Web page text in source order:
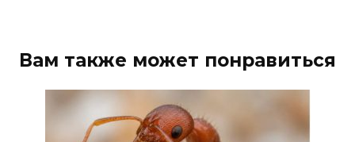
Вам также может понравиться